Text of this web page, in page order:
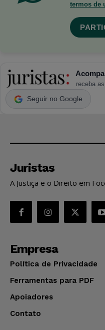
termos de
receba
Seguir no Google
Juristas
A Justiça e o Direito em
Empresa
Política de Privacidade
Ferramentas para PDF
Apoiadores
Contato